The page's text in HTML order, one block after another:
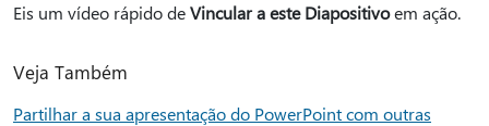
Eis um vídeo rápido deVincular a este Diapositivoem ação.
Veja Também
Partilhar a sua apresentação do PowerPoint com outras